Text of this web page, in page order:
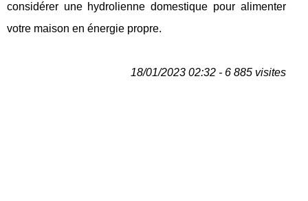
considérer une hydrolienne domestique pour alimenter
votre maison en énergie propre.
18/01/2023 02:32 - 6 885 visites